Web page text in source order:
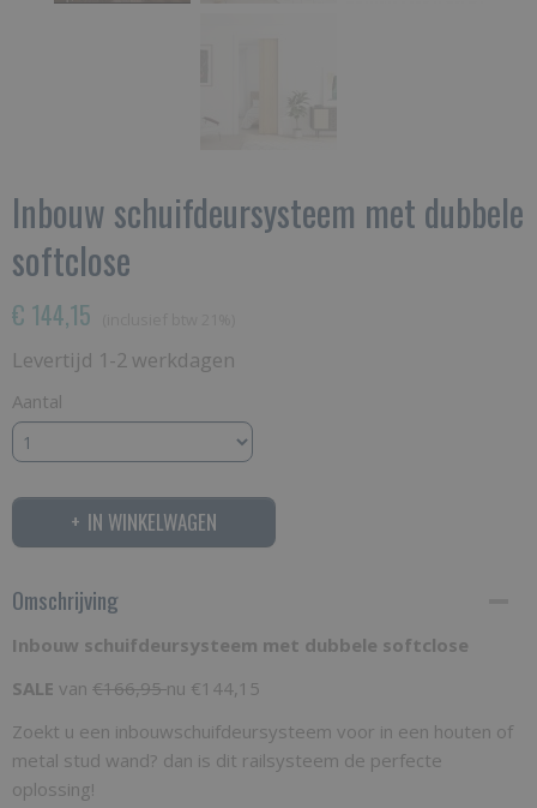
Inbouw schuifdeursysteem met dubbele
softclose
€ 144,15
Levertijd 1-2 werkdagen
Aantal
IN WINKELWAGEN
Omschrijving
Inbouw schuifdeursysteem met dubbele softclose
SALE van €166,95nu €144,15
Zoekt u een inbouwschuifdeursysteem voor in een houten of
metal stud wand? dan is dit railsysteem de perfecte
oplossing!